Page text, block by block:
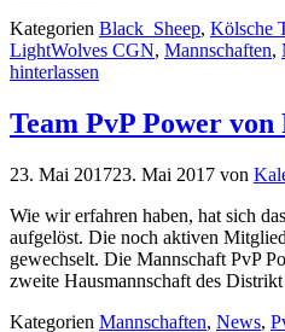
Kategorien Black_Sheep, Kölsche
LightWolves CGN, Mannschaften,
hinterlassen
Team PvP Power
23. Mai 201723. Mai 2017 von
Wie wir erfahren haben, hat sich
aufgelöst. Die noch aktiven
gewechselt. Die Mannschaft PvP
zweite Hausmannschaft des
Kategorien Mannschaften, News,